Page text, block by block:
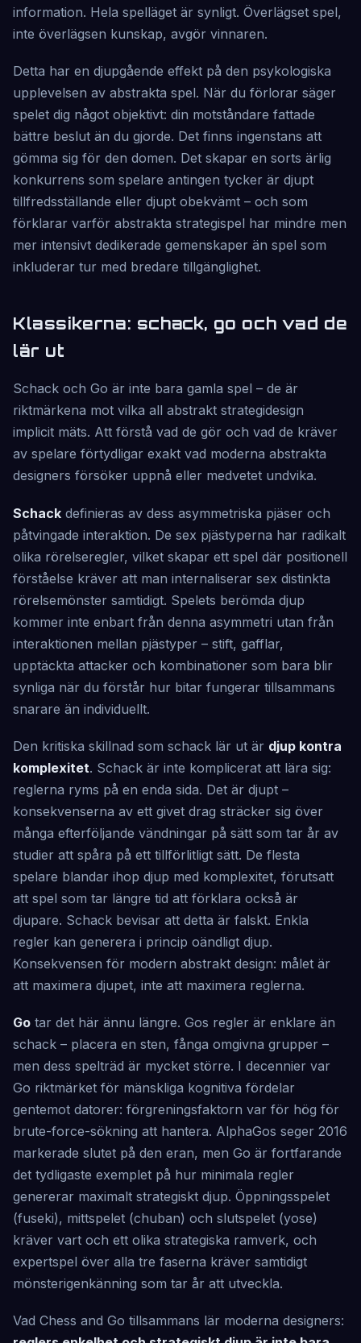
information. Hela spelläget är synligt. Överlägset spel,
inte överlägsen kunskap, avgör vinnaren.
Detta har en djupgående effekt på den psykologiska
upplevelsen av abstrakta spel. När du förlorar säger
spelet dig något objektivt: din motståndare fattade
bättre beslut än du gjorde. Det finns ingenstans att
gömma sig för den domen. Det skapar en sorts ärlig
konkurrens som spelare antingen tycker är djupt
tillfredsställande eller djupt obekvämt – och som
förklarar varför abstrakta strategispel har mindre men
mer intensivt dedikerade gemenskaper än spel som
inkluderar tur med bredare tillgänglighet.
Klassikerna: schack, go och vad de
lär ut
Schack och Go är inte bara gamla spel – de är
riktmärkena mot vilka all abstrakt strategidesign
implicit mäts. Att förstå vad de gör och vad de kräver
av spelare förtydligar exakt vad moderna abstrakta
designers försöker uppnå eller medvetet undvika.
Schack definieras av dess asymmetriska pjäser och
påtvingade interaktion. De sex pjästyperna har radikalt
olika rörelseregler, vilket skapar ett spel där positionell
förståelse kräver att man internaliserar sex distinkta
rörelsemönster samtidigt. Spelets berömda djup
kommer inte enbart från denna asymmetri utan från
interaktionen mellan pjästyper – stift, gafflar,
upptäckta attacker och kombinationer som bara blir
synliga när du förstår hur bitar fungerar tillsammans
snarare än individuellt.
Den kritiska skillnad som schack lär ut är djup kontra
komplexitet. Schack är inte komplicerat att lära sig:
reglerna ryms på en enda sida. Det är djupt –
konsekvenserna av ett givet drag sträcker sig över
många efterföljande vändningar på sätt som tar år av
studier att spåra på ett tillförlitligt sätt. De flesta
spelare blandar ihop djup med komplexitet, förutsatt
att spel som tar längre tid att förklara också är
djupare. Schack bevisar att detta är falskt. Enkla
regler kan generera i princip oändligt djup.
Konsekvensen för modern abstrakt design: målet är
att maximera djupet, inte att maximera reglerna.
Go tar det här ännu längre. Gos regler är enklare än
schack – placera en sten, fånga omgivna grupper –
men dess spelträd är mycket större. I decennier var
Go riktmärket för mänskliga kognitiva fördelar
gentemot datorer: förgreningsfaktorn var för hög för
brute-force-sökning att hantera. AlphaGos seger 2016
markerade slutet på den eran, men Go är fortfarande
det tydligaste exemplet på hur minimala regler
genererar maximalt strategiskt djup. Öppningsspelet
(fuseki), mittspelet (chuban) och slutspelet (yose)
kräver vart och ett olika strategiska ramverk, och
expertspel över alla tre faserna kräver samtidigt
mönsterigenkänning som tar år att utveckla.
Vad Chess and Go tillsammans lär moderna designers: